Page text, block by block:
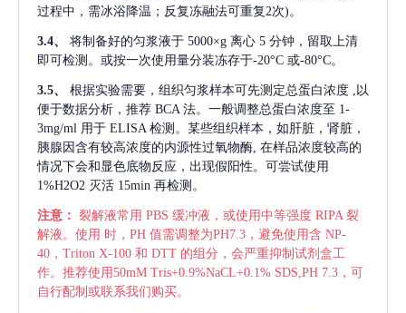
过程中，需冰浴降温；反复冻融法可重复2次)。
3.4、 将制备好的匀浆液于 5000×g 离心 5 分钟，留取上清
即可检测。或按一次使用量分装冻存于-20°C 或-80°C。
3.5、 根据实验需要，组织匀浆样本可先测定总蛋白浓度
,以
便于数据分析，推荐 BCA 法。一般调整总蛋白浓度至 1-
3mg/ml 用于 ELISA 检测。某些组织样本，如肝脏，肾脏，
胰腺因含有较高浓度的内源性过氧物酶, 在样品浓度较高的
情况下会和显色底物反应，出现假阳性。可尝试使用
1%H2O2 灭活 15min 再检测。
注意： 裂解液常用 PBS 缓冲液，或使用中等强度 RIPA 裂
解液。使用 时，PH 值需调整为PH7.3，避免使用含 NP-
40，Triton X-100 和 DTT 的组分，会严重抑制试剂盒工
作。推荐使用50mM Tris+0.9%NaCL+0.1% SDS,PH 7.3，可
自行配制或联系我们购买。